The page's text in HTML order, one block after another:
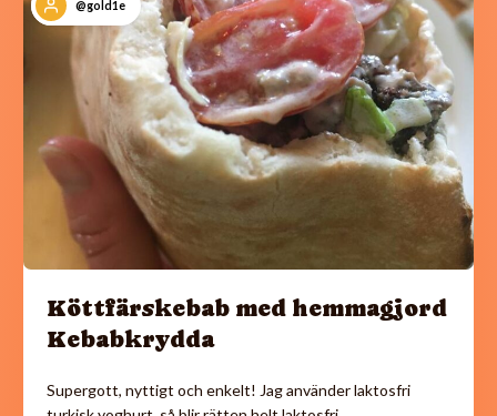
@gold1e
Köttfärskebab med hemmagjord
Kebabkrydda
Supergott, nyttigt och enkelt! Jag använder laktosfri